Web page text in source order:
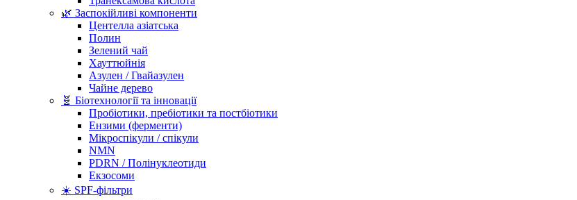
🌿 Заспокійливі компоненти
Центелла азіатська
Полин
Зелений чай
Хауттюйнія
Азулен / Гвайазулен
Чайне дерево
🧬 Біотехнології та інновації
Пробіотики, пребіотики та постбіотики
Ензими (ферменти)
Мікроспікули / спікули
NMN
PDRN / Полінуклеотиди
Екзосоми
☀️ SPF-фільтри